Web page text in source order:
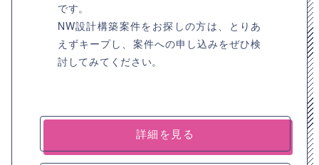
です。
NW設計構築案件をお探しの方は、とりあ
えずキープし、案件への申し込みをぜひ検
討してみてください。
詳細を見る